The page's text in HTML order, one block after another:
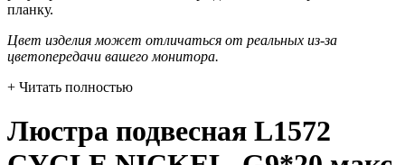
планку.
Цвет изделия может отличаться от реальных из-за
цветопередачи вашего монитора.
+ Читать полностью
Люстра подвесная L1572